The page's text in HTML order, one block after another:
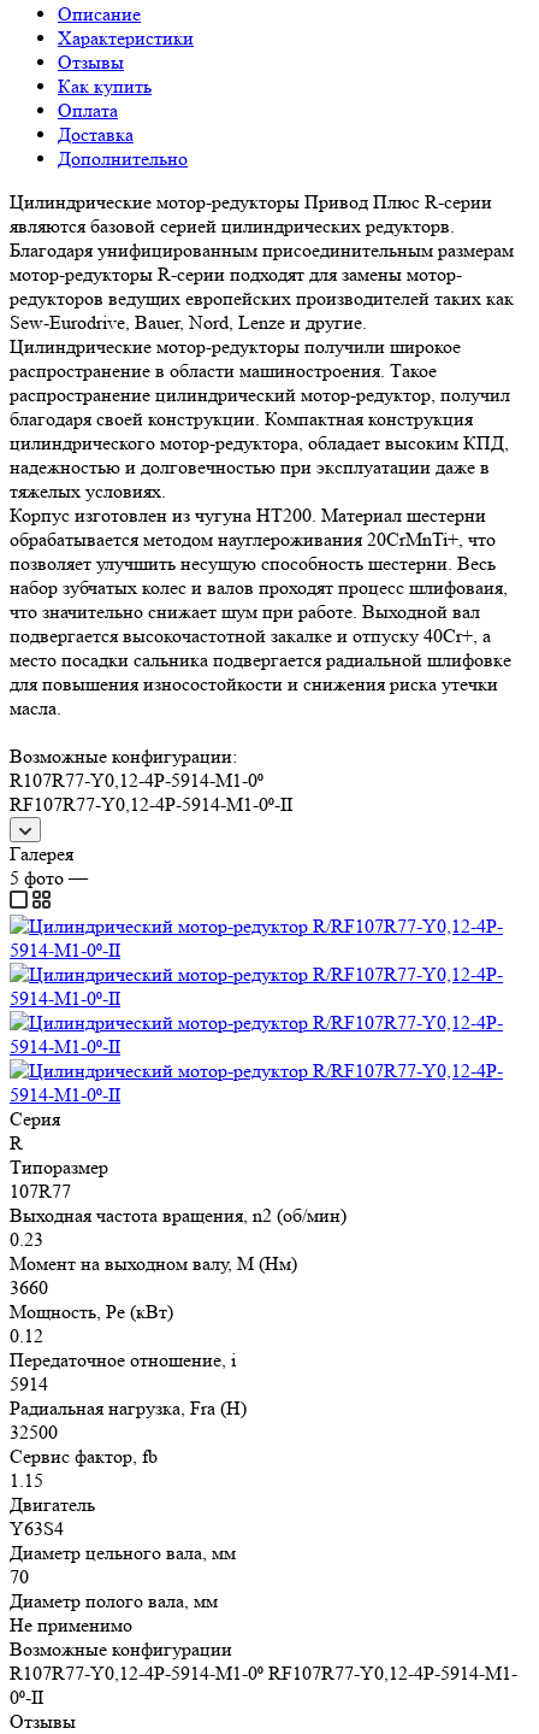
Описание
Характеристики
Отзывы
Как купить
Оплата
Доставка
Дополнительно
Цилиндрические мотор-редукторы Привод Плюс R-серии
являются базовой серией цилиндрических редукторв.
Благодаря унифицированным присоединительным размерам
мотор-редукторы R-серии подходят для замены мотор-
редукторов ведущих европейских производителей таких как
Sew-Eurodrive, Bauer, Nord, Lenze и другие.
Цилиндрические мотор-редукторы получили широкое
распространение в области машиностроения. Такое
распространение цилиндрический мотор-редуктор, получил
благодаря своей конструкции. Компактная конструкция
цилиндрического мотор-редуктора, обладает высоким КПД,
надежностью и долговечностью при эксплуатации даже в
тяжелых условиях.
Корпус изготовлен из чугуна HT200. Материал шестерни
обрабатывается методом науглероживания 20CrMnTi+, что
позволяет улучшить несущую способность шестерни. Весь
набор зубчатых колес и валов проходят процесс шлифоваия,
что значительно снижает шум при работе. Выходной вал
подвергается высокочастотной закалке и отпуску 40Cr+, а
место посадки сальника подвергается радиальной шлифовке
для повышения износостойкости и снижения риска утечки
масла.
Возможные конфигурации:
R107R77-Y0,12-4P-5914-M1-0⁰
RF107R77-Y0,12-4P-5914-M1-0⁰-II
Галерея
5 фото—
Серия
R
Типоразмер
107R77
Выходная частота вращения, n2 (об/мин)
0.23
Момент на выходном валу, M (Нм)
3660
Мощность, Pe (кВт)
0.12
Передаточное отношение, i
5914
Радиальная нагрузка, Fra (Н)
32500
Сервис фактор, fb
1.15
Двигатель
Y63S4
Диаметр цельного вала, мм
70
Диаметр полого вала, мм
Не применимо
Возможные конфигурации
R107R77-Y0,12-4P-5914-M1-0⁰ RF107R77-Y0,12-4P-5914-M1-
0⁰-II
Отзывы